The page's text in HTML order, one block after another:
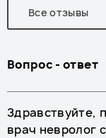
Все отзывы
Вопрос - ответ
Здравствуйте,
врач невролог